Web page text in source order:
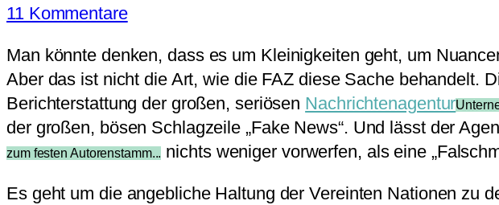
11 Kommentare
Man könnte denken, dass es um Kleinigkeiten geht, um
Aber das ist nicht die Art, wie die FAZ diese Sache behandelt.
Berichterstattung der großen, seriösen Nachrichtenagentur
der großen, bösen Schlagzeile „Fake News“. Und lässt der
zum festen Autorenstamm... nichts weniger vorwerfen, als eine
Es geht um die angebliche Haltung der Vereinten Nationen zu